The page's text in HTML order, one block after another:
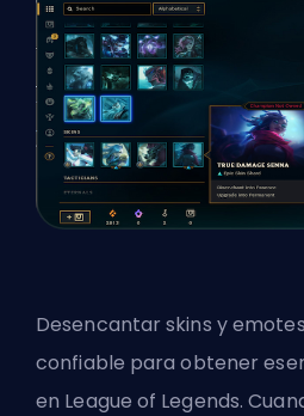
Desencantar skins y
confiable para obtener
en League of Legends.